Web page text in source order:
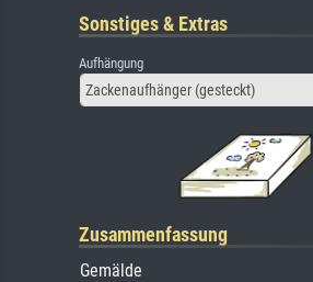
Sonstiges & Extras
Aufhängung
Zackenaufhänger (gesteckt)
Zusammenfassung
Gemälde